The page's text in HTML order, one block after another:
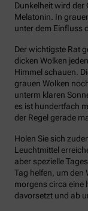
Dunkelheit wird
Melatonin. In
unter dem Einfluss
Der wichtigste Rat
dicken Wolken
Himmel schauen.
grauen Wolken
unterm klaren
es ist hundertfach
der Regel gerade
Holen Sie sich
Leuchtmittel
aber spezielle
Tag helfen, um den
morgens circa eine
davorsetzt und ab